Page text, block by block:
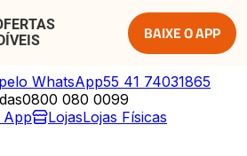
BAIXE O APP
WhatsApp55 41 74031865
0800 080 0099
App LojasLojas Físicas